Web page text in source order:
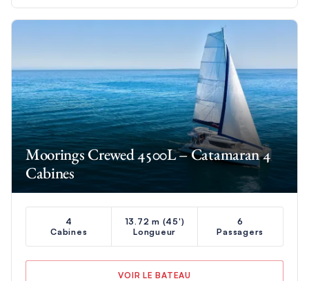
Moorings Crewed 4500L – Catamaran 4
Cabines
4
Cabines
13.72 m (45')
Longueur
6
Passagers
VOIR LE BATEAU